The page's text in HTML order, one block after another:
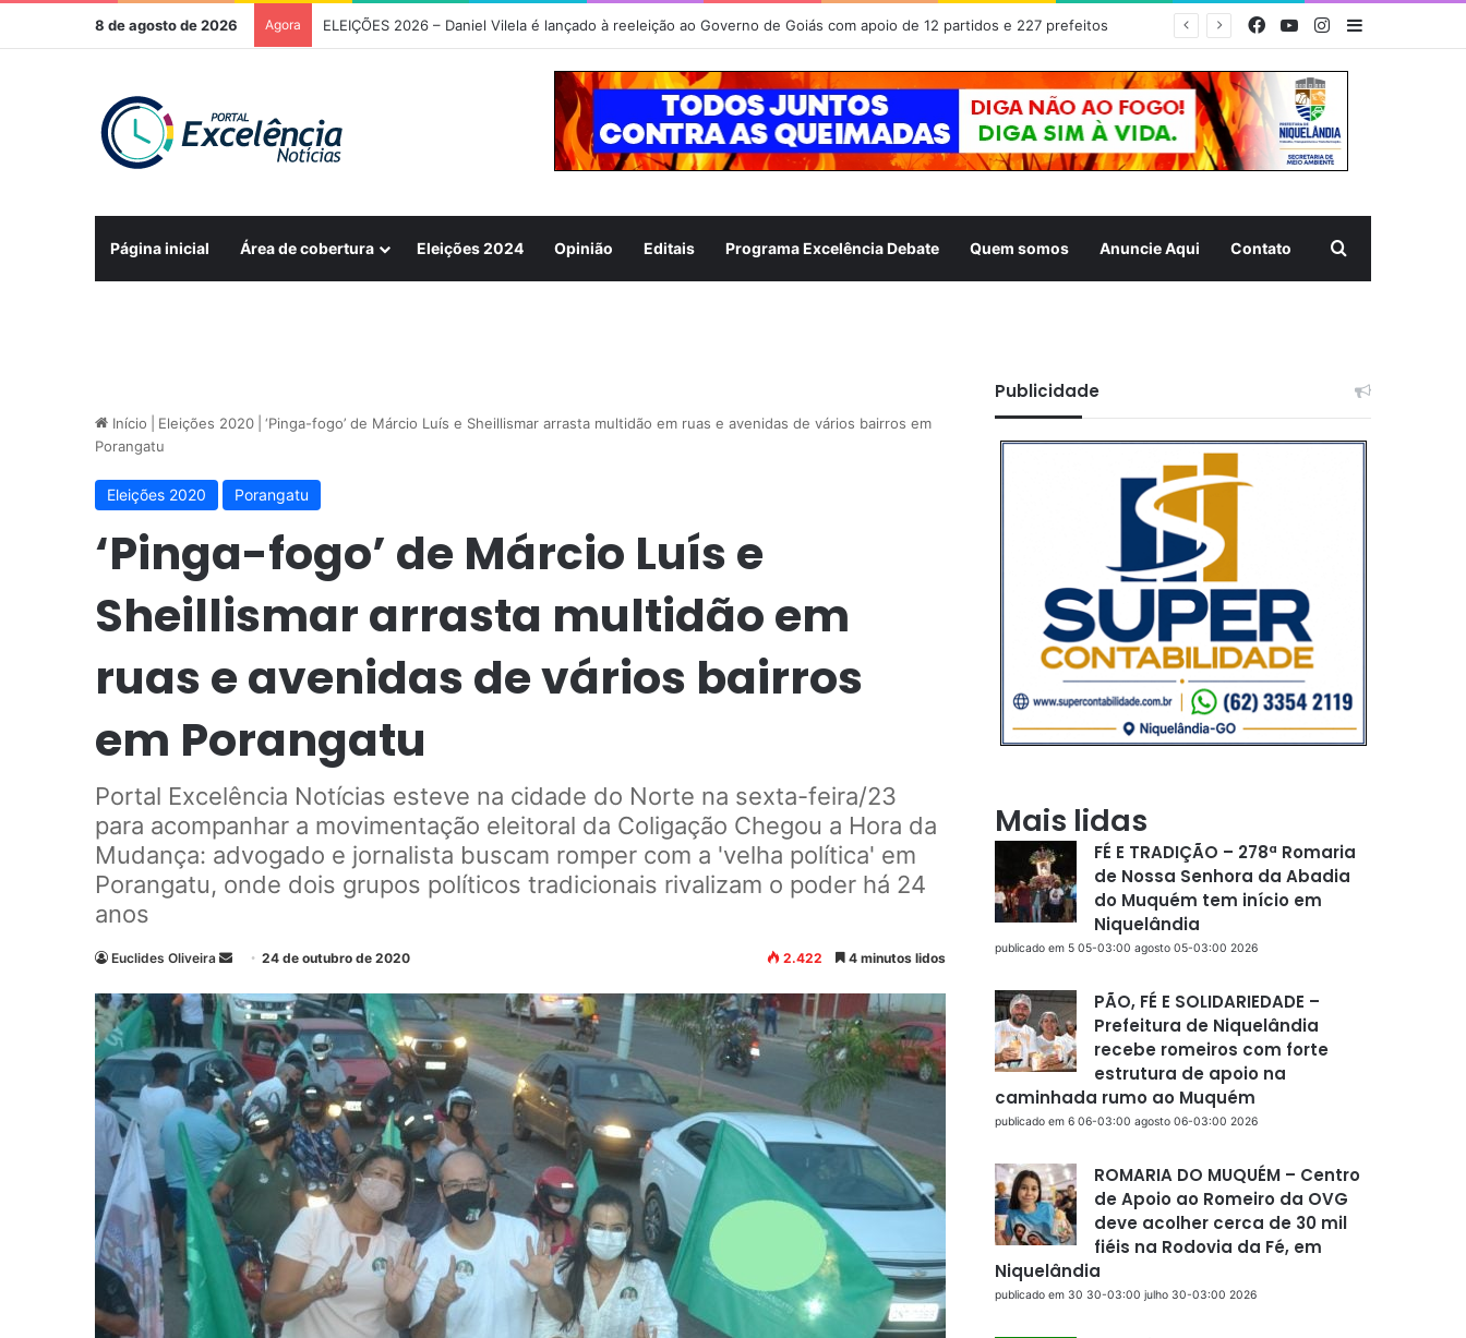
8 de agosto de 2026 Agora FacebookYouTubeInstagram
Página inicial Área de cobertura Eleições 2024 Opinião Editais Programa Excelência Debate Quem somos Anuncie Aqui Contato
Início Eleições 2020
‘Pinga-fogo’ de Márcio Luís e Sheillismar arrasta multidão em ruas e avenidas de vários bairros em
Porangatu
Eleições 2020 Porangatu
‘Pinga-fogo’ de Márcio Luís e
Sheillismar arrasta multidão em
ruas e avenidas de vários bairros
em Porangatu
Portal Excelência Notícias esteve na cidade do Norte na sexta-feira/23
para acompanhar a movimentação eleitoral da Coligação Chegou a Hora da
Mudança: advogado e jornalista buscam romper com a 'velha política' em
Porangatu, onde dois grupos políticos tradicionais rivalizam o poder há 24
anos
Euclides Oliveira
n
d
e
u
m
e
i
l
24 de outubro de 2020 2.422 4 minutos lidos
Publicidade
Mais lidas
FÉ E TRADIÇÃO – 278ª Romaria
de Nossa Senhora da Abadia
do Muquém tem início em
Niquelândia
publicado em 5 05-03:00 agosto 05-03:00 2026
PÃO, FÉ E SOLIDARIEDADE –
Prefeitura de Niquelândia
recebe romeiros com forte
estrutura de apoio na
caminhada rumo ao Muquém
publicado em 6 06-03:00 agosto 06-03:00 2026
ROMARIA DO MUQUÉM – Centro
de Apoio ao Romeiro da OVG
deve acolher cerca de 30 mil
fiéis na Rodovia da Fé, em
Niquelândia
publicado em 30 30-03:00 julho 30-03:00 2026